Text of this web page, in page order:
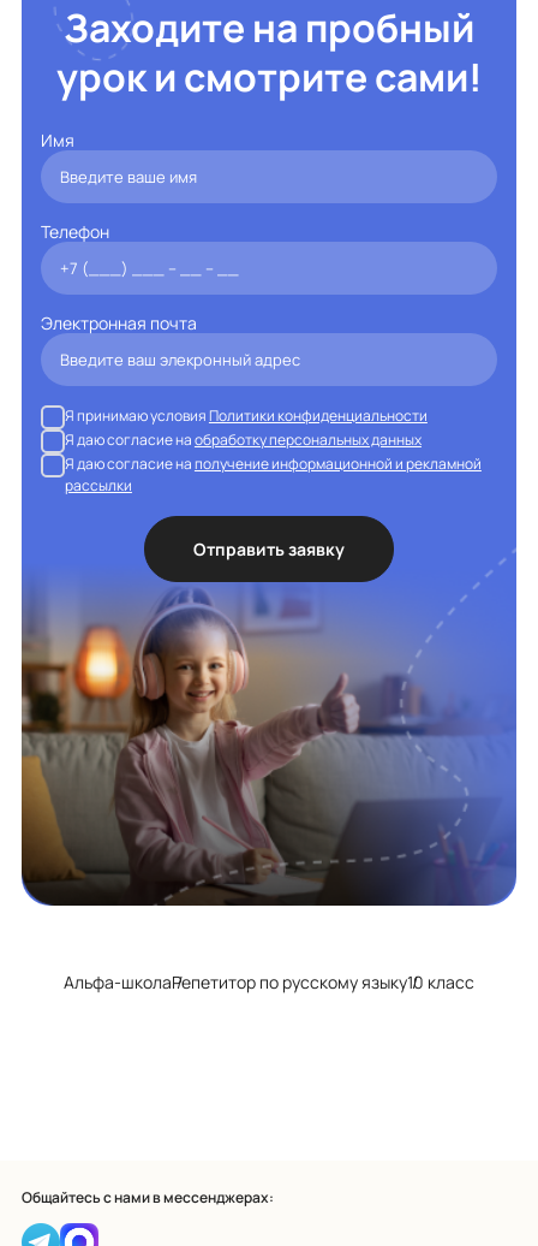
Заходите на пробный
урок и смотрите сами!
Имя
Телефон
Электронная почта
Я принимаю условияПолитики конфиденциальности
Я даю согласие наобработку персональных данных
Я даю согласие наполучение информационной и рекламной
рассылки
Отправить заявку
Альфа-школаРепетитор по русскому языку10 класс
Общайтесь с нами в мессенджерах: